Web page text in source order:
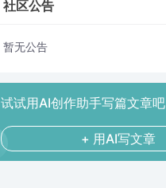
社区公告
暂无公告
试试用AI创作助手写篇文章吧
+ 用AI写文章